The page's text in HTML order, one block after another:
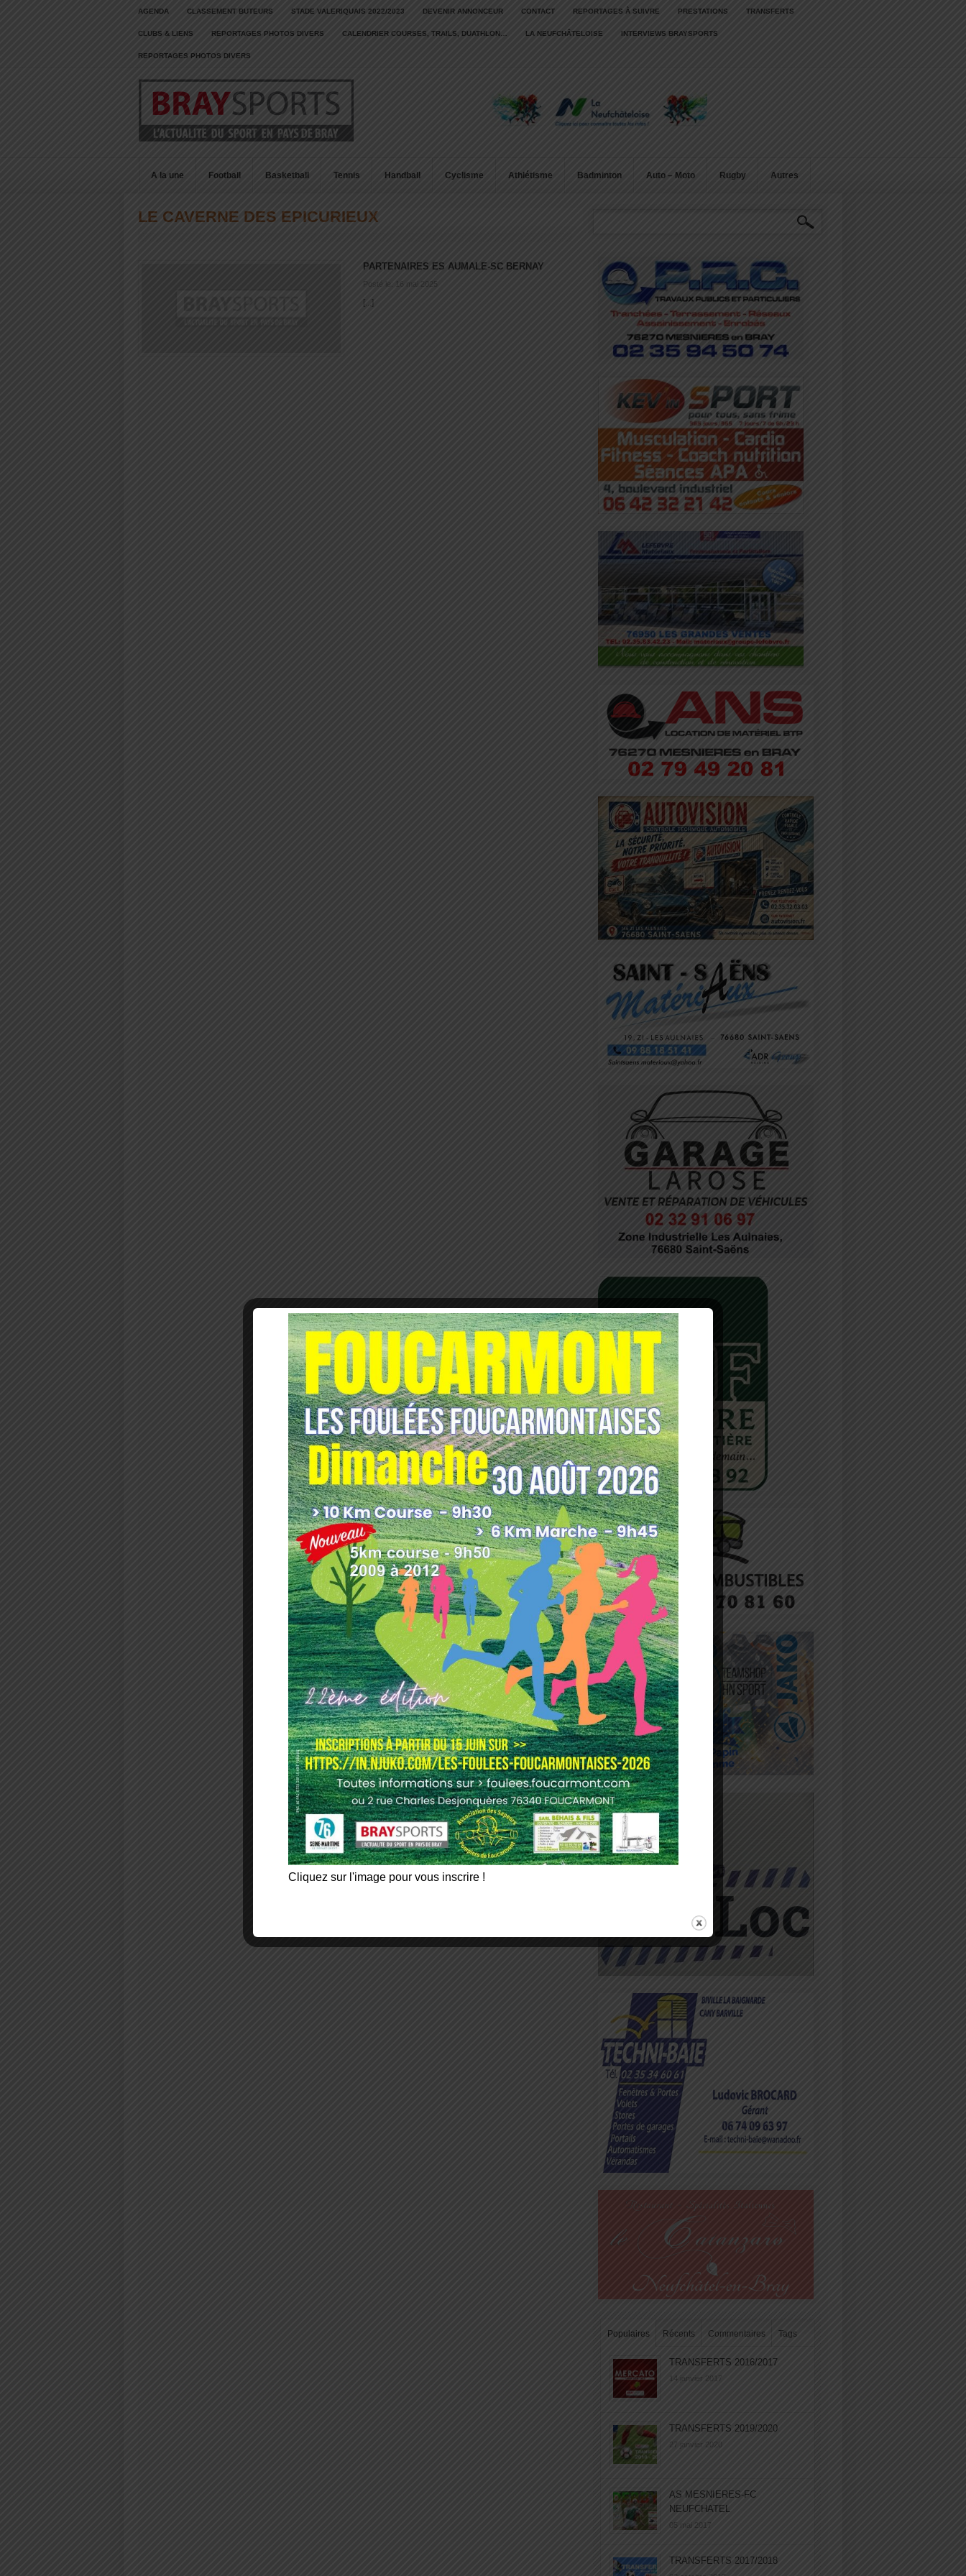
AGENDA CLASSEMENT BUTEURS STADE VALERIQUAIS 2022/2023 DEVENIR ANNONCEUR CONTACT REPORTAGES À SUIVRE PRESTATIONS TRANSFERTS
CLUBS & LIENS REPORTAGES PHOTOS DIVERS CALENDRIER COURSES, TRAILS, DUATHLON… LA NEUFCHÂTELOISE INTERVIEWS BRAYSPORTS
REPORTAGES PHOTOS DIVERS
A la une Football Basketball Tennis Handball Cyclisme Athlétisme Badminton Auto – Moto Rugby Autres
LE CAVERNE DES EPICURIEUX
PARTENAIRES ES AUMALE-SC BERNAY
Posté le: 16 mai 2025
[...]
Populaires Récents Commentaires Tags
TRANSFERTS 2016/2017
14 janvier 2017
TRANSFERTS 2019/2020
27 janvier 2020
AS MESNIERES-FC
NEUFCHATEL
05 mai 2017
TRANSFERTS 2017/2018
Cliquez sur l'image pour vous inscrire !